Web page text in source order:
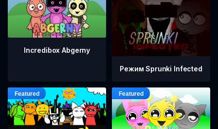
Incredibox Abgerny
Режим Sprunki Infected